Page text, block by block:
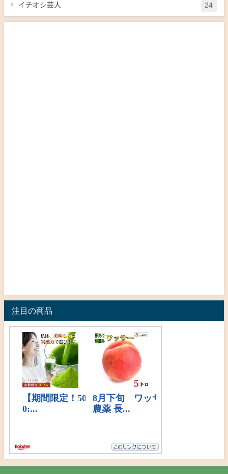
イチオシ芸人 24
注目の商品